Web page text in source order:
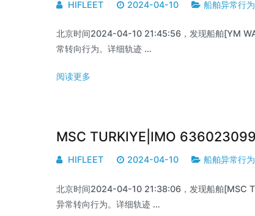
HIFLEET 2024-04-10 船舶异常行为
北京时间2024-04-10 21:45:56，发现船舶[YM
常转向行为。详细轨迹 …
阅读更多
MSC TURKIYE|IMO
HIFLEET 2024-04-10 船舶异常行为
北京时间2024-04-10 21:38:06，发现船舶[MSC
异常转向行为。详细轨迹 …